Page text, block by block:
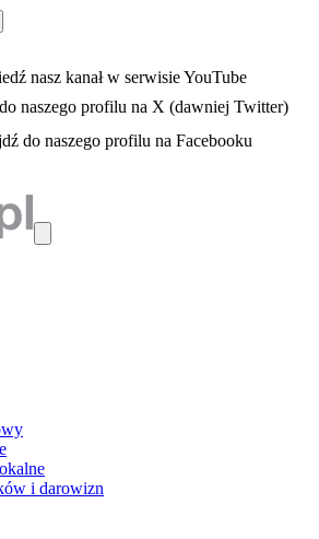
się w nowej karcie
nasz kanał w serwisie YouTube
karcie
naszego profilu na X (dawniej Twitter)
otwiera się w nowej karcie
do naszego profilu na Facebooku
i darowizn